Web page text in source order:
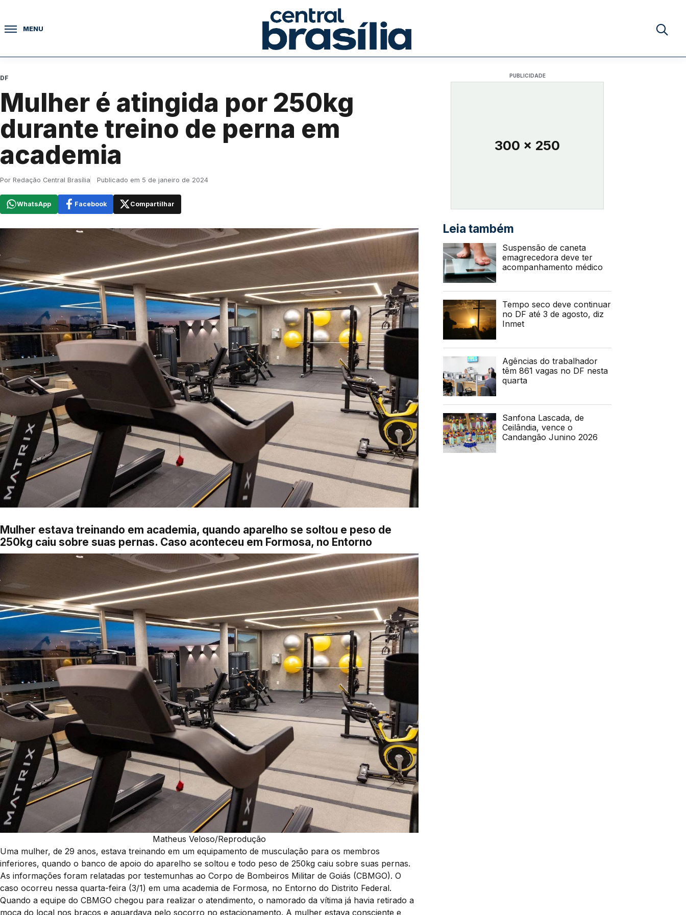
MENU
Buscar
DF
Mulher é atingida por 250kg
durante treino de perna em
academia
Por Redação Central Brasília Publicado em 5 de janeiro de 2024
WhatsApp Facebook Compartilhar
Mulher estava treinando em academia, quando aparelho se soltou e peso de
250kg caiu sobre suas pernas. Caso aconteceu em Formosa, no Entorno
Matheus Veloso/Reprodução
Uma mulher, de 29 anos, estava treinando em um equipamento de musculação para os membros
inferiores, quando o banco de apoio do aparelho se soltou e todo peso de 250kg caiu sobre suas pernas.
As informações foram relatadas por testemunhas ao Corpo de Bombeiros Militar de Goiás (CBMGO). O
caso ocorreu nessa quarta-feira (3/1) em uma academia de Formosa, no Entorno do Distrito Federal.
Quando a equipe do CBMGO chegou para realizar o atendimento, o namorado da vítima já havia retirado a
moça do local nos braços e aguardava pelo socorro no estacionamento. A mulher estava consciente e
PUBLICIDADE
300 x 250
Leia também
Suspensão de caneta
emagrecedora deve ter
acompanhamento médico
Tempo seco deve continuar
no DF até 3 de agosto, diz
Inmet
Agências do trabalhador
têm 861 vagas no DF nesta
quarta
Sanfona Lascada, de
Ceilândia, vence o
Candangão Junino 2026